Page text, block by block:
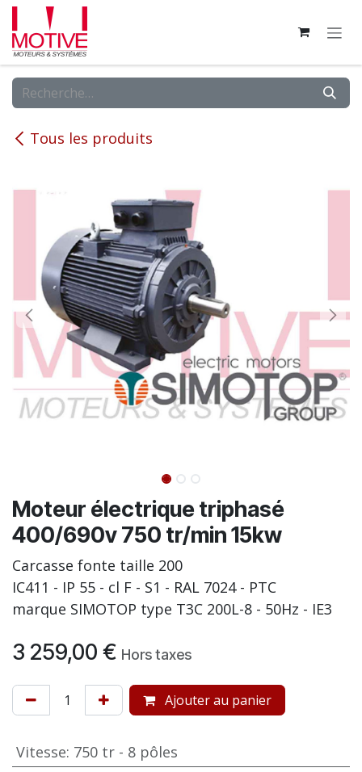
Se rendre au contenu
Tous les produits
Moteur électrique triphasé
400/690v 750 tr/min 15kw
Carcasse fonte taille 200
IC411 - IP 55 - cl F - S1 - RAL 7024 - PTC
marque SIMOTOP type T3C 200L-8 - 50Hz - IE3
3 259,00 € Hors taxes
Ajouter au panier
Vitesse: 750 tr - 8 pôles